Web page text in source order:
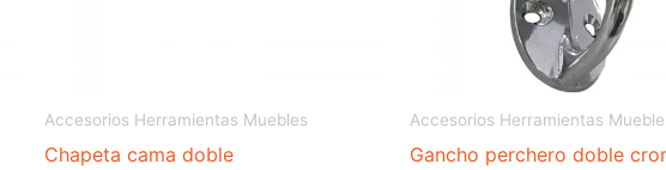
Accesorios Herramientas Muebles
Chapeta cama doble
Accesorios Herramientas
Gancho perchero doble